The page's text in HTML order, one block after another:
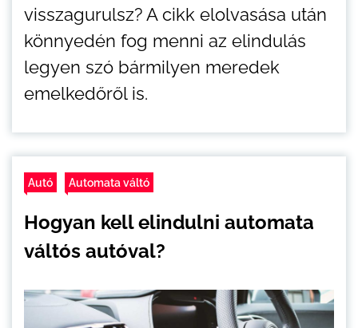
visszagurulsz? A cikk elolvasása után
könnyedén fog menni az elindulás
legyen szó bármilyen meredek
emelkedőről is.
Autó Automata váltó
Hogyan kell elindulni automata
váltós autóval?